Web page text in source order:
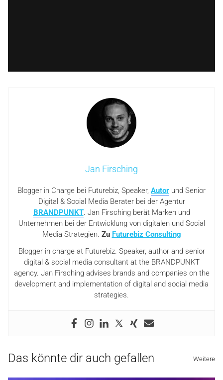
Jan Firsching
Blogger in Charge bei Futurebiz, Speaker, Autor und Senior
Digital & Social Media Berater bei der Agentur
BRANDPUNKT. Jan Firsching berät Marken und
Unternehmen bei der Entwicklung von digitalen und Social
Media Strategien. Zu Futurebiz Consulting
Blogger in charge at Futurebiz. Speaker, author and senior
digital & social media consultant at the BRANDPUNKT
agency. Jan Firsching advises brands and companies on the
development and implementation of digital and social media
strategies.
Das könnte dir auch gefallen Weitere